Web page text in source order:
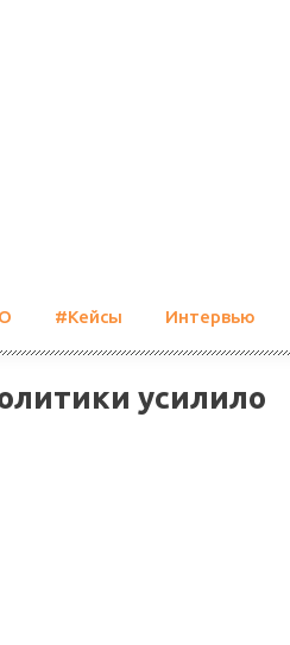
#Кейсы Интервью
усилило